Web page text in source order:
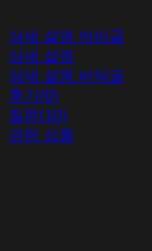
상세 설명 머리글
상세 설명
상세 설명 바닥글
후기(0)
질문(10)
관련 상품